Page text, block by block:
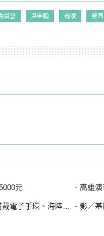
員會 洪申翰 霸凌 勞團
元 高雄演
手環、海陸設7斷點 影／